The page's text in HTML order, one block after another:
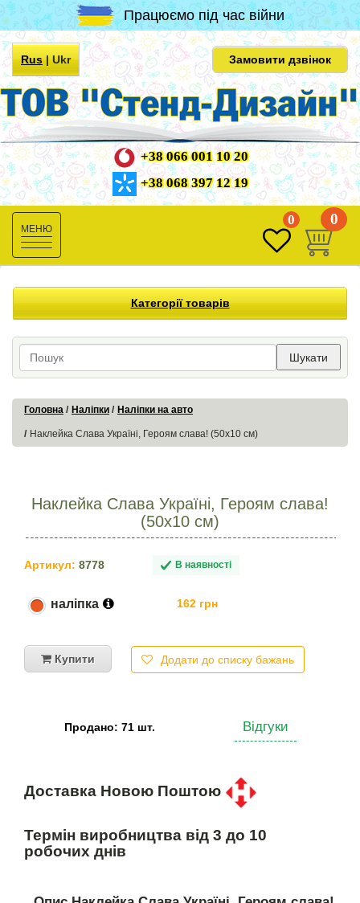
Працюємо під час війни
Rus|Ukr Замовити дзвінок
+38 066 001 10 20
+38 068 397 12 19
Toggle
navigation
0 0
Категорії товарів
Шукати
Головна Наліпки Наліпки на авто
Наклейка Слава Україні, Героям слава! (50х10 см)
Наклейка Слава Україні, Героям слава!
(50х10 см)
Артикул: 8778 В наявності
наліпка 162 грн
Купити Додати до списку бажань
Продано: 71 шт. Відгуки
Доставка Новою Поштою
Термін виробництва від 3 до 10
робочих днів